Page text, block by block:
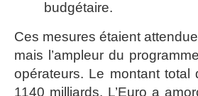
budgétaire.
Ces mesures étaient
mais l’ampleur du
opérateurs. Le montant
1140 milliards. L’Euro a